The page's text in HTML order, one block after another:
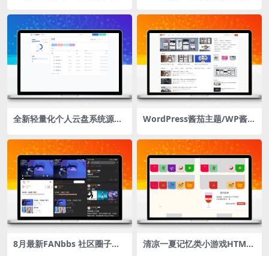
&修复优化完整版
全新轻量化个人云盘系统源码
WordPress酱茄主题/WP酱茄
8月最新FANbbs 社区圈子源
清凉一夏记忆类小游戏HTML